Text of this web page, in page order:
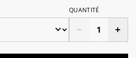
QUANTITÉ